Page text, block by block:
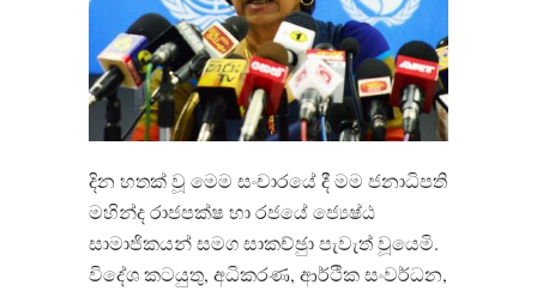
දින හතක් වූ මෙම සංචාරයේ දී මම ජනාධිපති
මහින්ද රාජපක්ෂ හා රජයේ ජ්‍යෙෂ්ඨ
සාමාජිකයන් සමග සාකච්ඡුා පැවැත් වූයෙමි.
විදේශ කටයුතු, අධිකරණ, ආර්ථික සංවර්ධන,